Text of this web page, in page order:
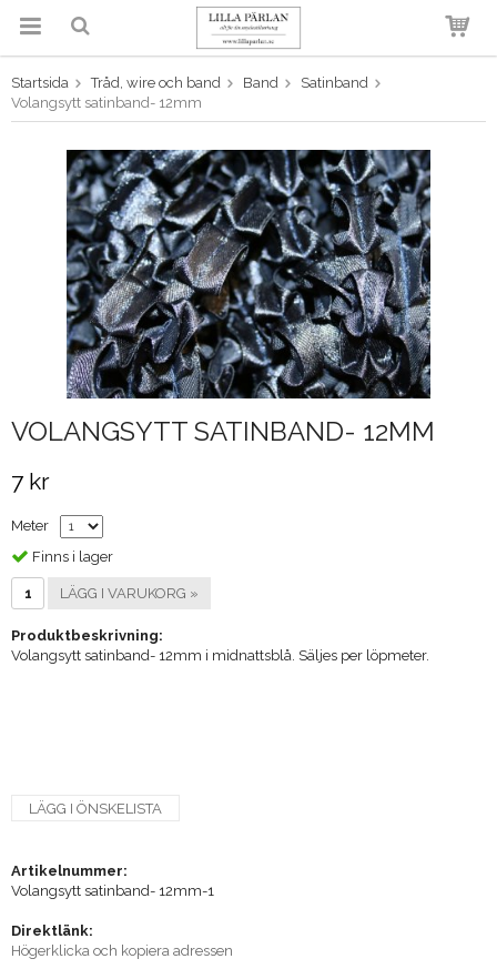
Produkten har blivit tillagd i
Startsida Tråd, wire och band Band
Satinband
Volangsytt satinband- 12mm
VOLANGSYTT SATINBAND- 12MM
7 kr
Meter
Finns i lager
LÄGG I VARUKORG »
Produktbeskrivning:
Volangsytt satinband- 12mm i midnattsblå. Säljes per löpmeter.
LÄGG I ÖNSKELISTA
Artikelnummer:
Volangsytt satinband- 12mm-1
Direktlänk:
Högerklicka och kopiera adressen